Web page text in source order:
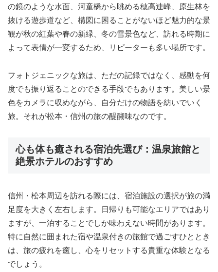
の鏡のような水面、河童橋から眺める穂高連峰、原生林を
抜ける遊歩道など、構図に困ることがないほど魅力的な景
観が秋の紅葉や春の新緑、冬の雪景色など、訪れる時期に
よって表情が一変するため、リピーターも多い場所です。
フォトジェニックな旅は、ただの記録ではなく、感動を何
度でも振り返ることのできる手段でもあります。美しい景
色をカメラに収めながら、自分だけの物語を紡いでいく
旅。それが松本・信州の旅の醍醐味なのです。
心も体も癒される宿泊先選び：温泉旅館と
絶景ホテルのおすすめ
信州・松本周辺を訪れる際には、宿泊施設の選択が旅の満
足度を大きく左右します。日帰りも可能なエリアではあり
ますが、一泊することでしか味わえない時間があります。
特に自然に囲まれた宿や温泉付きの旅館で過ごすひととき
は、旅の疲れを癒し、心をリセットする貴重な体験となる
でしょう。